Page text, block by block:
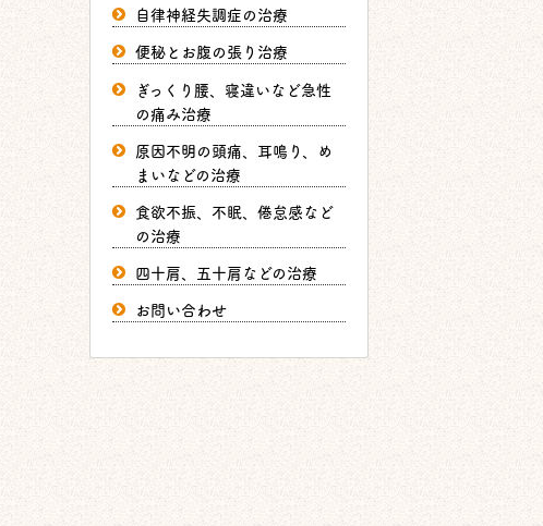
自律神経失調症の治療
便秘とお腹の張り治療
ぎっくり腰、寝違いなど急性
の痛み治療
原因不明の頭痛、耳鳴り、め
まいなどの治療
食欲不振、不眠、倦怠感など
の治療
四十肩、五十肩などの治療
お問い合わせ